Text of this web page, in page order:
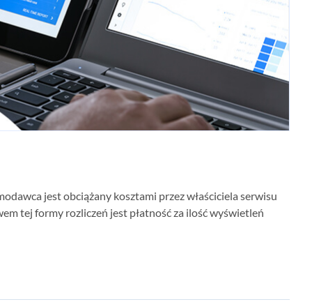
jest obciążany kosztami przez właściciela serwisu
tej formy rozliczeń jest płatność za ilość wyświetleń